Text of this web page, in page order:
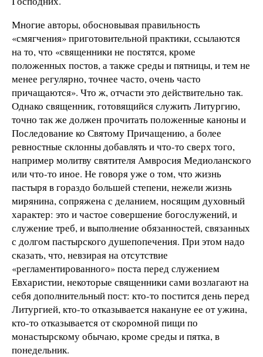
Многие авторы, обосновывая правильность
«смягчения» приготовительной практики, ссылаются
на то, что «священники не постятся, кроме
положенных постов, а также среды и пятницы, и тем не
менее регулярно, точнее часто, очень часто
причащаются». Что ж, отчасти это действительно так.
Однако священник, готовящийся служить Литургию,
точно так же должен прочитать положенные каноны и
Последование ко Святому Причащению, а более
ревностные склонны добавлять и что-то сверх того,
например молитву святителя Амвросия Медиоланского
или что-то иное. Не говоря уже о том, что жизнь
пастыря в гораздо большей степени, нежели жизнь
мирянина, сопряжена с деланием, носящим духовный
характер: это и частое совершение богослужений, и
служение треб, и выполнение обязанностей, связанных
с долгом пастырского душепопечения. При этом надо
сказать, что, невзирая на отсутствие
«регламентированного» поста перед служением
Евхаристии, некоторые священники сами возлагают на
себя дополнительный пост: кто-то постится день перед
Литургией, кто-то отказывается накануне ее от ужина,
кто-то отказывается от скоромной пищи по
монастырскому обычаю, кроме среды и пятка, в
понедельник.